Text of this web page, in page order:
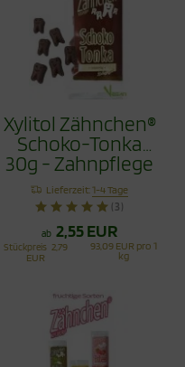
Xylitol Zähnchen®
Schoko-Tonka
30g - Zahnpflege
Bonbons
Lieferzeit:1-4 Tage
(3)
ab 2,55 EUR
Stückpreis 2,79
EUR
93,09 EUR pro 1
kg